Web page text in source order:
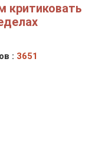
критиковать
: 3651